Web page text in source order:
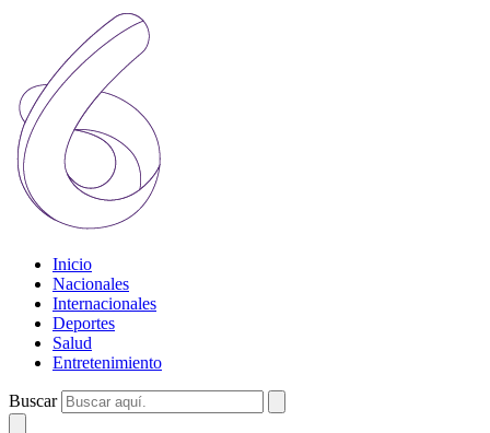
Inicio
Nacionales
Internacionales
Deportes
Salud
Entretenimiento
Buscar